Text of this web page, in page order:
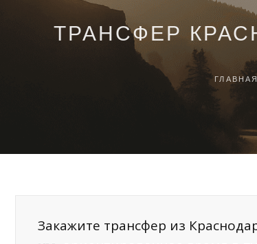
ТРАНСФЕР
ГЛАВНАЯ
Закажите трансфер из